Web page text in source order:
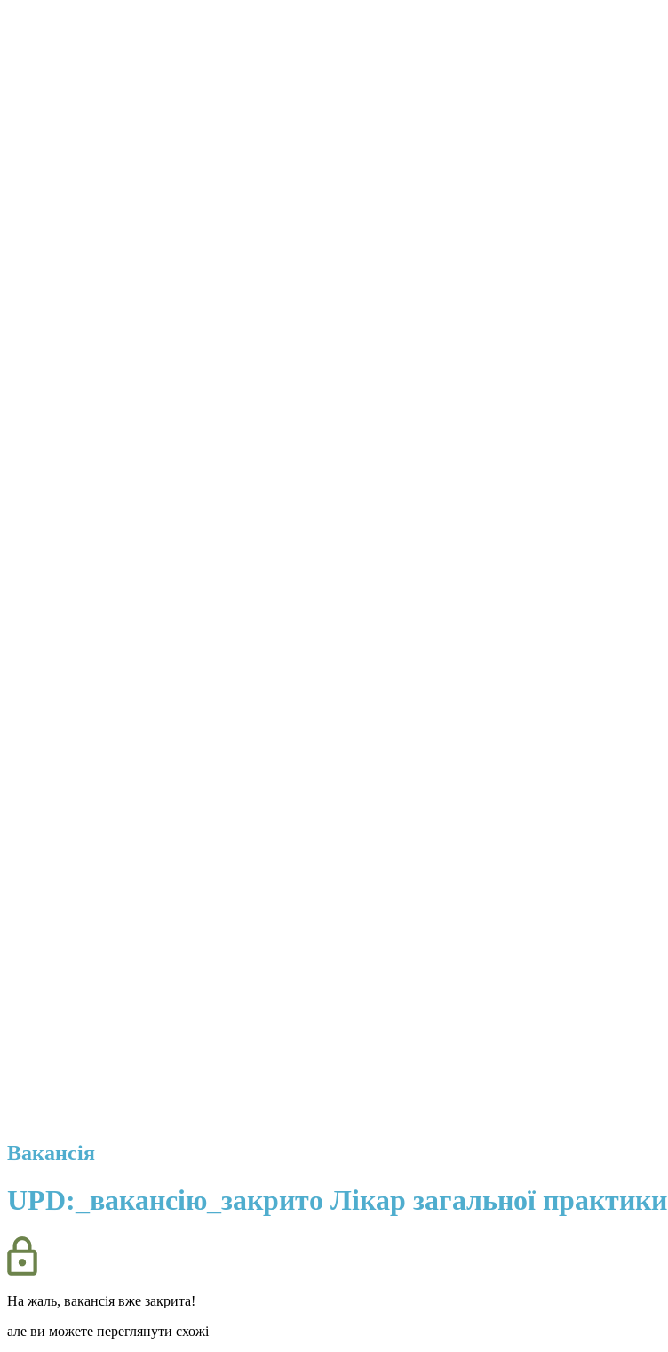
Вакансія
UPD:_вакансію_закрито Лікар загальної практики
На жаль, вакансія вже закрита!
але ви можете переглянути схожі